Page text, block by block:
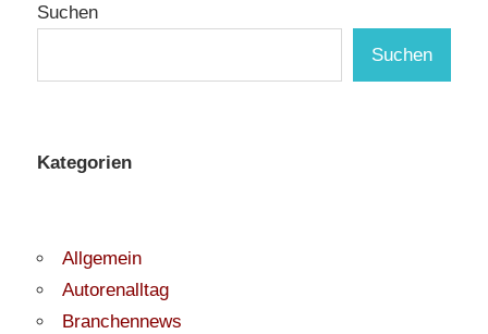
Suchen
Suchen
Kategorien
Allgemein
Autorenalltag
Branchennews